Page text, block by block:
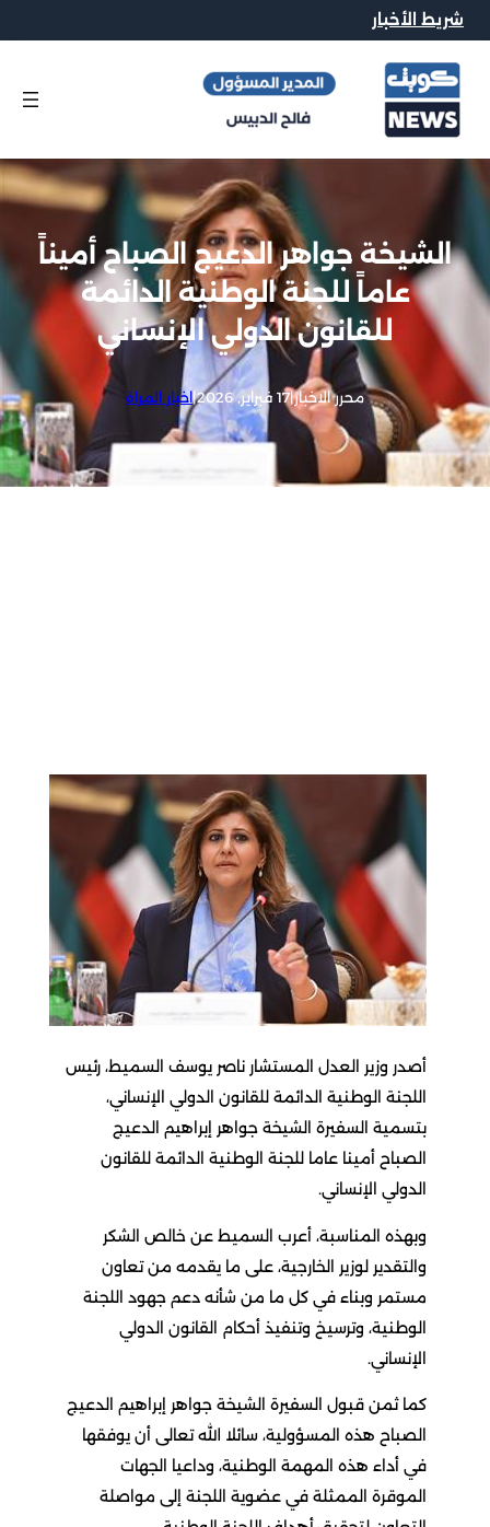
شريط الأخبار
الشيخة جواهر الدعيج الصباح أميناً
عاماً للجنة الوطنية الدائمة
للقانون الدولي الإنساني
محرر الاخبار|17 فبراير, 2026 |اخبار المراة
أصدر وزير العدل المستشار ناصر يوسف السميط، رئيس
اللجنة الوطنية الدائمة للقانون الدولي الإنساني،
بتسمية السفيرة الشيخة جواهر إبراهيم الدعيج
الصباح أمينا عاما للجنة الوطنية الدائمة للقانون
الدولي الإنساني.
وبهذه المناسبة، أعرب السميط عن خالص الشكر
والتقدير لوزير الخارجية، على ما يقدمه من تعاون
مستمر وبناء في كل ما من شأنه دعم جهود اللجنة
الوطنية، وترسيخ وتنفيذ أحكام القانون الدولي
الإنساني.
كما ثمن قبول السفيرة الشيخة جواهر إبراهيم الدعيج
الصباح هذه المسؤولية، سائلا الله تعالى أن يوفقها
في أداء هذه المهمة الوطنية، وداعيا الجهات
الموقرة الممثلة في عضوية اللجنة إلى مواصلة